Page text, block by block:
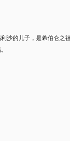
沙的儿子，是希伯仑之